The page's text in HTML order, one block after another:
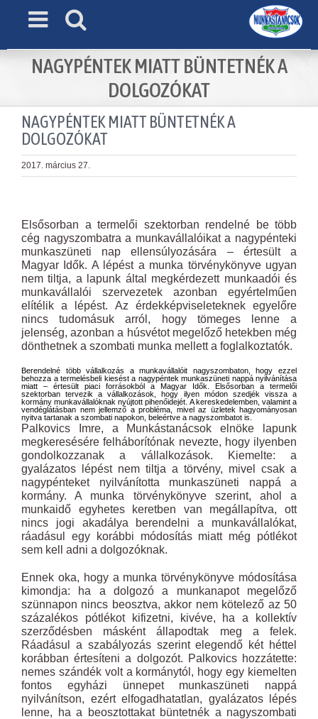
NAGYPÉNTEK MIATT BÜNTETNÉK A
DOLGOZÓKAT
NAGYPÉNTEK MIATT BÜNTETNÉK A
DOLGOZÓKAT
2017. március 27.
Image
Elsősorban a termelői szektorban rendelné be több
cég nagyszombatra a munkavállalóikat a nagypénteki
munkaszüneti nap ellensúlyozására – értesült a
Magyar Idők. A lépést a munka törvénykönyve ugyan
nem tiltja, a lapunk által megkérdezett munkaadói és
munkavállalói szervezetek azonban egyértelműen
elítélik a lépést. Az érdekképviseleteknek egyelőre
nincs tudomásuk arról, hogy tömeges lenne a
jelenség, azonban a húsvétot megelőző hetekben még
dönthetnek a szombati munka mellett a foglalkoztatók.
Berendelné több vállalkozás a munkavállalóit nagyszombaton, hogy ezzel
behozza a termelésbeli kiesést a nagypéntek munkaszüneti nappá nyilvánítása
miatt – értesült piaci forrásokból a Magyar Idők. Elsősorban a termelői
szektorban tervezik a vállalkozások, hogy ilyen módon szedjék vissza a
kormány munkavállalóknak nyújtott pihenőidejét. A kereskedelemben, valamint a
vendéglátásban nem jellemző a probléma, mivel az üzletek hagyományosan
nyitva tartanak a szombati napokon, beleértve a nagyszombatot is.
Palkovics Imre, a Munkástanácsok elnöke lapunk
megkeresésére felháborítónak nevezte, hogy ilyenben
gondolkozzanak a vállalkozások. Kiemelte: a
gyalázatos lépést nem tiltja a törvény, mivel csak a
nagypénteket nyilvánította munkaszüneti nappá a
kormány. A munka törvénykönyve szerint, ahol a
munkaidő egyhetes keretben van megállapítva, ott
nincs jogi akadálya berendelni a munkavállalókat,
ráadásul egy korábbi módosítás miatt még pótlékot
sem kell adni a dolgozóknak.
Ennek oka, hogy a munka törvénykönyve módosítása
kimondja: ha a dolgozó a munkanapot megelőző
szünnapon nincs beosztva, akkor nem kötelező az 50
százalékos pótlékot kifizetni, kivéve, ha a kollektív
szerződésben másként állapodtak meg a felek.
Ráadásul a szabályozás szerint elegendő két héttel
korábban értesíteni a dolgozót. Palkovics hozzátette:
nemes szándék volt a kormánytól, hogy egy kiemelten
fontos egyházi ünnepet munkaszüneti nappá
nyilvánítson, ezért elfogadhatatlan, gyalázatos lépés
lenne, ha a beosztottakat büntetnék a nagyszombati